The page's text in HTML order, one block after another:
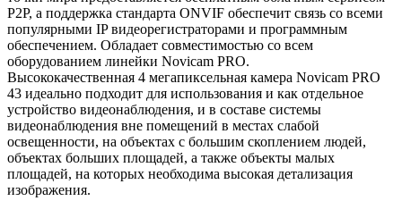
P2P, а поддержка стандарта ONVIF обеспечит связь со всеми
популярными IP видеорегистраторами и программным
обеспечением. Обладает совместимостью со всем
оборудованием линейки Novicam PRO.
Высококачественная 4 мегапиксельная камера Novicam PRO
43 идеально подходит для использования и как отдельное
устройство видеонаблюдения, и в составе системы
видеонаблюдения вне помещений в местах слабой
освещенности, на объектах с большим скоплением людей,
объектах больших площадей, а также объекты малых
площадей, на которых необходима высокая детализация
изображения.